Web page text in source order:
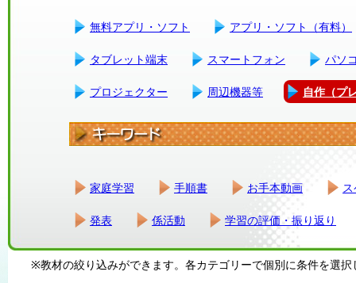
無料アプリ・ソフト アプリ・ソフト（有料）
タブレット端末 スマートフォン パソ
プロジェクター 周辺機器等 自作（プ
家庭学習 手順書 お手本動画
発表 係活動 学習の評価・振り返り
※教材の絞り込みができます。各カテゴリーで個別に条件を選択